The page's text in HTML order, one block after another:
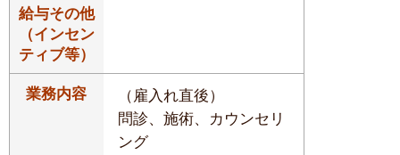
給与その他
（インセン
ティブ等）
業務内容
（雇入れ直後）
問診、施術、カウンセリ
ング